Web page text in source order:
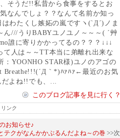
そうだ!!私昔から食事をするとお
なんでしょ？？なんて名前か知っ
わたくし嫉妬の嵐ですヽ(`Д´)ノま
ん///うりBABYユノユノ～～～( ´艸
誰に寄りかかってるの？？？↓↓↓
人は～～TT本当に弟離れ出来な
YOONHO STAR様)ユノのアゴの
Breathe!!!(´Д｀*)ﾊｧﾊｧ←最近のお気
よね!!でも、...
このブログ記事を見に行く？
ンク
お知らせ♪
テクがなんかかぶるんだよね～の巻 >>次